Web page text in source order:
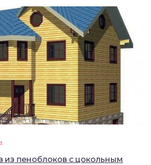
из пеноблоков с цокольным